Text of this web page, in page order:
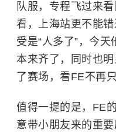
队服，专程飞过来
看，上海站更不能
受是“人多了”，今
本来齐了，同时也
了赛场，看FE不再
值得一提的是，FE
意带小朋友来的重